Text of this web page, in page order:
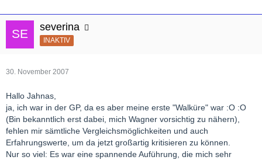
severina
INAKTIV
30. November 2007
Hallo Jahnas,
ja, ich war in der GP, da es aber meine erste "Walküre" war :O :O
(Bin bekanntlich erst dabei, mich Wagner vorsichtig zu nähern),
fehlen mir sämtliche Vergleichsmöglichkeiten und auch
Erfahrungswerte, um da jetzt großartig kritisieren zu können.
Nur so viel: Es war eine spannende Auführung, die mich sehr